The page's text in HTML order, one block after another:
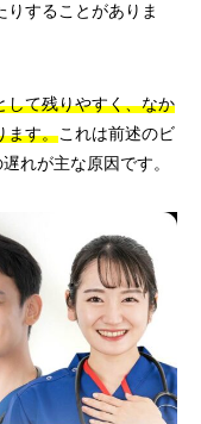
りすることがありま
して残りやすく、なか
ます。これは前述のビ
れが主な原因です。